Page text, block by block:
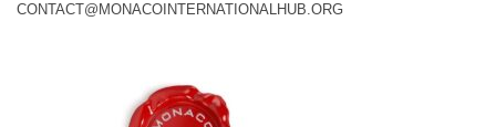
CONTACT@MONACOINTERNATIONALHUB.ORG